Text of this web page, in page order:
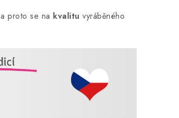
a proto se na kvalitu vyráběného